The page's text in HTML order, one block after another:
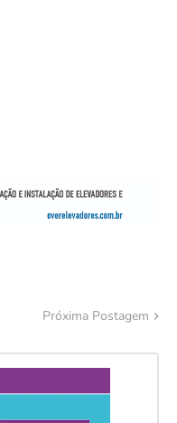
Próxima Postagem